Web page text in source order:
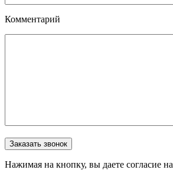
Комментарий
Оставьте это поле пустым.
Заказать звонок
Нажимая на кнопку, вы даете согласие на